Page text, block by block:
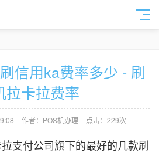
信用ka费率多少 - 刷
拉卡拉费率
作者：POS机办理 点击：229次
支付公司旗下的最好的几款刷